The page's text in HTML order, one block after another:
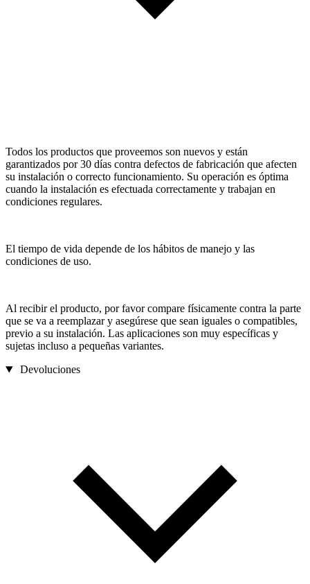
Todos los productos que proveemos son nuevos y están
garantizados por 30 días contra defectos de fabricación que afecten
su instalación o correcto funcionamiento. Su operación es óptima
cuando la instalación es efectuada correctamente y trabajan en
condiciones regulares.
El tiempo de vida depende de los hábitos de manejo y las
condiciones de uso.
Al recibir el producto, por favor compare físicamente contra la parte
que se va a reemplazar y asegúrese que sean iguales o compatibles,
previo a su instalación. Las aplicaciones son muy específicas y
sujetas incluso a pequeñas variantes.
Devoluciones